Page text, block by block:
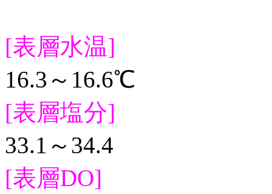
[表層水温]
16.3～16.6℃
[表層塩分]
33.1～34.4
[表層DO]